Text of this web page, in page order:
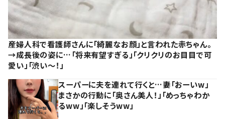
産婦人科で看護師さんに「綺麗なお顔」と言われた赤ちゃん。
→成長後の姿に…「将来有望すぎる」「クリクリのお目目で可
愛い」「渋い～！」
スーパーに夫を連れて行くと…妻「おーいw」
まさかの行動に「奥さん美人！」「めっちゃわか
るww」「楽しそうww」